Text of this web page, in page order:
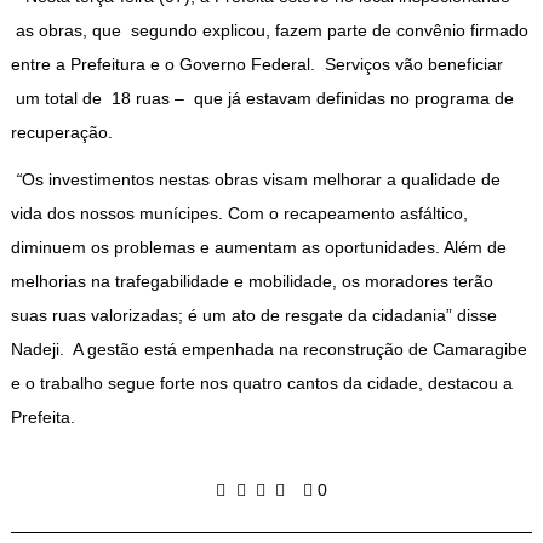
as obras, que segundo explicou, fazem parte de convênio firmado
entre a Prefeitura e o Governo Federal. Serviços vão beneficiar
um total de 18 ruas – que já estavam definidas no programa de
recuperação.
“Os investimentos nestas obras visam melhorar a qualidade de
vida dos nossos munícipes. Com o recapeamento asfáltico,
diminuem os problemas e aumentam as oportunidades. Além de
melhorias na trafegabilidade e mobilidade, os moradores terão
suas ruas valorizadas; é um ato de resgate da cidadania” disse
Nadeji. A gestão está empenhada na reconstrução de Camaragibe
e o trabalho segue forte nos quatro cantos da cidade, destacou a
Prefeita.
0